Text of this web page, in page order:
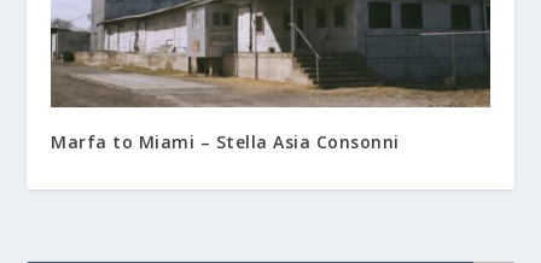
Marfa to Miami – Stella Asia Consonni